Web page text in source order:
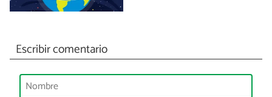
Escribir comentario